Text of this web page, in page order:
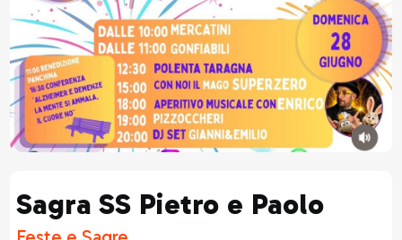
Sagra SS Pietro e Paolo